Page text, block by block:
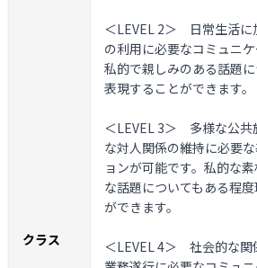
クラス
＜LEVEL 2＞ 日常生活
の利用に必要なコミュニケ
私的で親しみのある話題
表現することができます。
＜LEVEL 3＞ 多様な公
な対人関係の維持に必要
ョンが可能です。私的な
な話題についてもある程
ができます。
＜LEVEL 4＞ 社会的な関